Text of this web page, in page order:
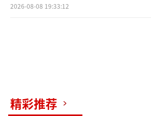
2026-08-08 19:33:12
精彩推荐